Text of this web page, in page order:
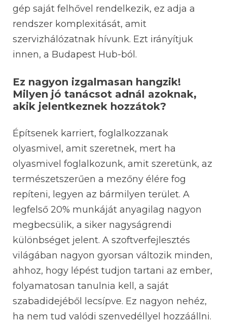
gép saját felhővel rendelkezik, ez adja a
rendszer komplexitását, amit
szervizhálózatnak hívunk. Ezt irányítjuk
innen, a Budapest Hub-ból.
Ez nagyon izgalmasan hangzik!
Milyen jó tanácsot adnál azoknak,
akik jelentkeznek hozzátok?
Építsenek karriert, foglalkozzanak
olyasmivel, amit szeretnek, mert ha
olyasmivel foglalkozunk, amit szeretünk, az
természetszerűen a mezőny élére fog
repíteni, legyen az bármilyen terület. A
legfelső 20% munkáját anyagilag nagyon
megbecsülik, a siker nagyságrendi
különbséget jelent. A szoftverfejlesztés
világában nagyon gyorsan változik minden,
ahhoz, hogy lépést tudjon tartani az ember,
folyamatosan tanulnia kell, a saját
szabadidejéből lecsípve. Ez nagyon nehéz,
ha nem tud valódi szenvedéllyel hozzáállni.